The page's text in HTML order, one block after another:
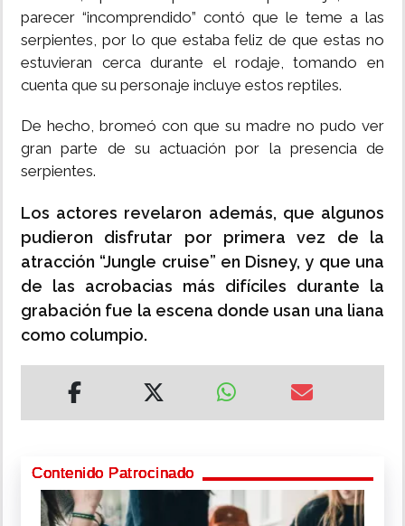
parecer “incomprendido” contó que le teme a las
serpientes, por lo que estaba feliz de que estas no
estuvieran cerca durante el rodaje, tomando en
cuenta que su personaje incluye estos reptiles.
De hecho, bromeó con que su madre no pudo ver
gran parte de su actuación por la presencia de
serpientes.
Los actores revelaron además, que algunos
pudieron disfrutar por primera vez de la
atracción “Jungle cruise” en Disney, y que una
de las acrobacias más difíciles durante la
grabación fue la escena donde usan una liana
como columpio.
Contenido Patrocinado